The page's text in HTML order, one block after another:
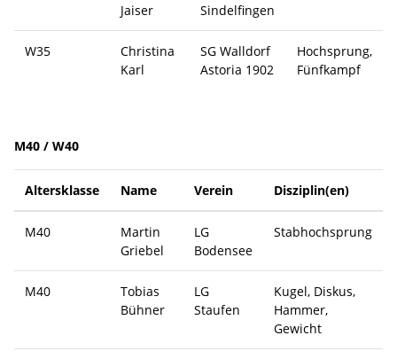
Jaiser
Sindelfingen
W35
Christina
Karl
SG Walldorf
Astoria 1902
Hochsprung,
Fünfkampf
M40 / W40
Altersklasse Name Verein Disziplin(en)
M40
Martin
Griebel
LG
Bodensee
Stabhochsprung
M40
Tobias
Bühner
LG
Staufen
Kugel, Diskus,
Hammer,
Gewicht